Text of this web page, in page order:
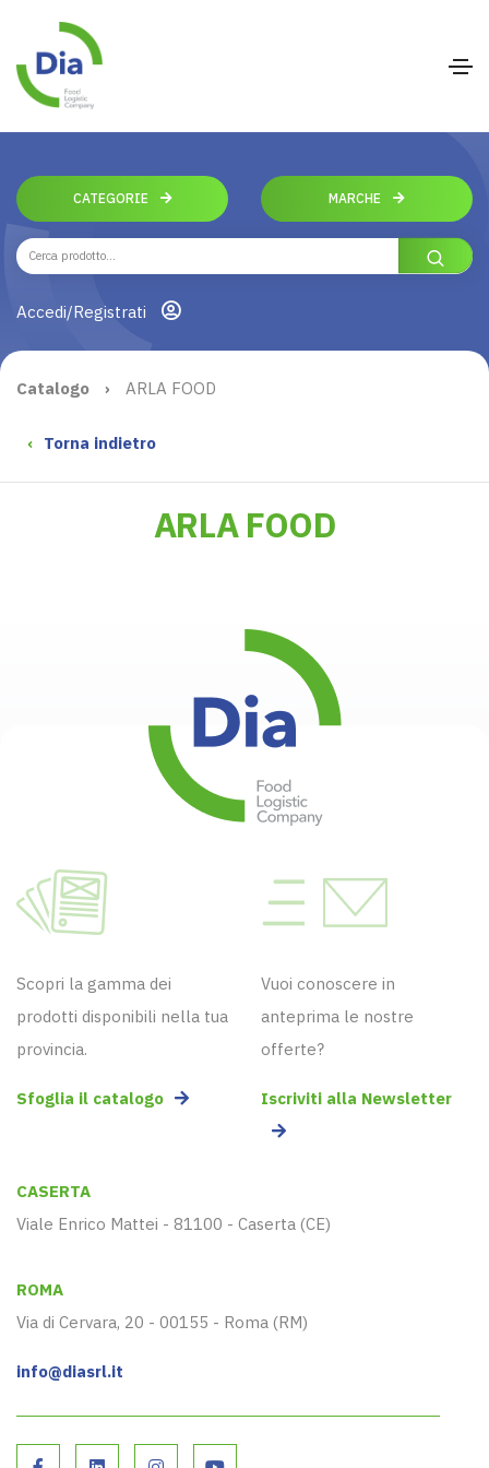
CATEGORIE MARCHE
Accedi/Registrati
Catalogo › ARLA FOOD
‹ Torna indietro
ARLA FOOD
Scopri la gamma dei
prodotti disponibili nella tua
provincia.
Sfoglia il catalogo
Vuoi conoscere in
anteprima le nostre
offerte?
Iscriviti alla Newsletter
CASERTA
Viale Enrico Mattei - 81100 - Caserta (CE)
ROMA
Via di Cervara, 20 - 00155 - Roma (RM)
info@diasrl.it